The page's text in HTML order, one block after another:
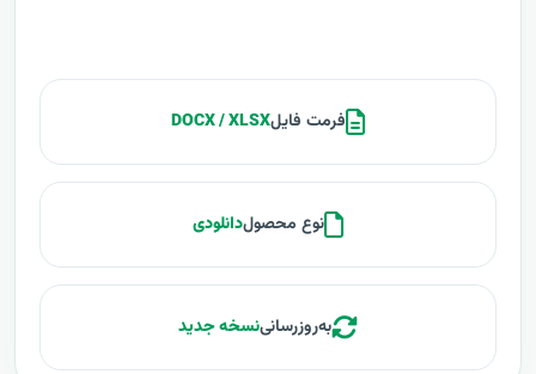
فرمت فایلDOCX / XLSX
نوع محصولدانلودی
به‌روزرسانینسخه جدید